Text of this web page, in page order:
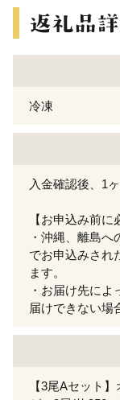
冷凍
入金確認後、1
【お申込み前に
・沖縄、離島
でお申込みされ
ます。
・お届け先に
届けできない場
【3尾Aセット